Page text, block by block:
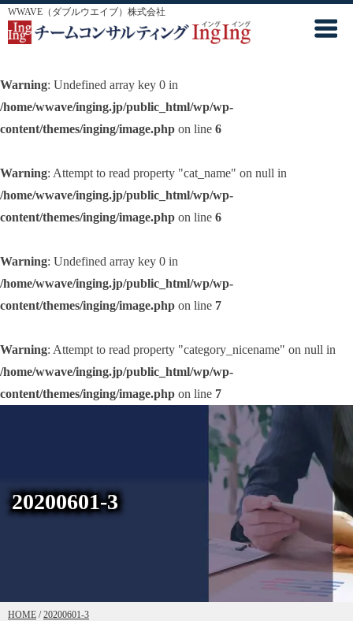
WWAVE（ダブルウエイブ）株式会社
Warning: Undefined array key 0 in
/home/wwave/inging.jp/public_html/wp/wp-
content/themes/inging/image.php on line 6
Warning: Attempt to read property "cat_name" on null in
/home/wwave/inging.jp/public_html/wp/wp-
content/themes/inging/image.php on line 6
Warning: Undefined array key 0 in
/home/wwave/inging.jp/public_html/wp/wp-
content/themes/inging/image.php on line 7
Warning: Attempt to read property "category_nicename" on null in
/home/wwave/inging.jp/public_html/wp/wp-
content/themes/inging/image.php on line 7
20200601-3
HOME /20200601-3